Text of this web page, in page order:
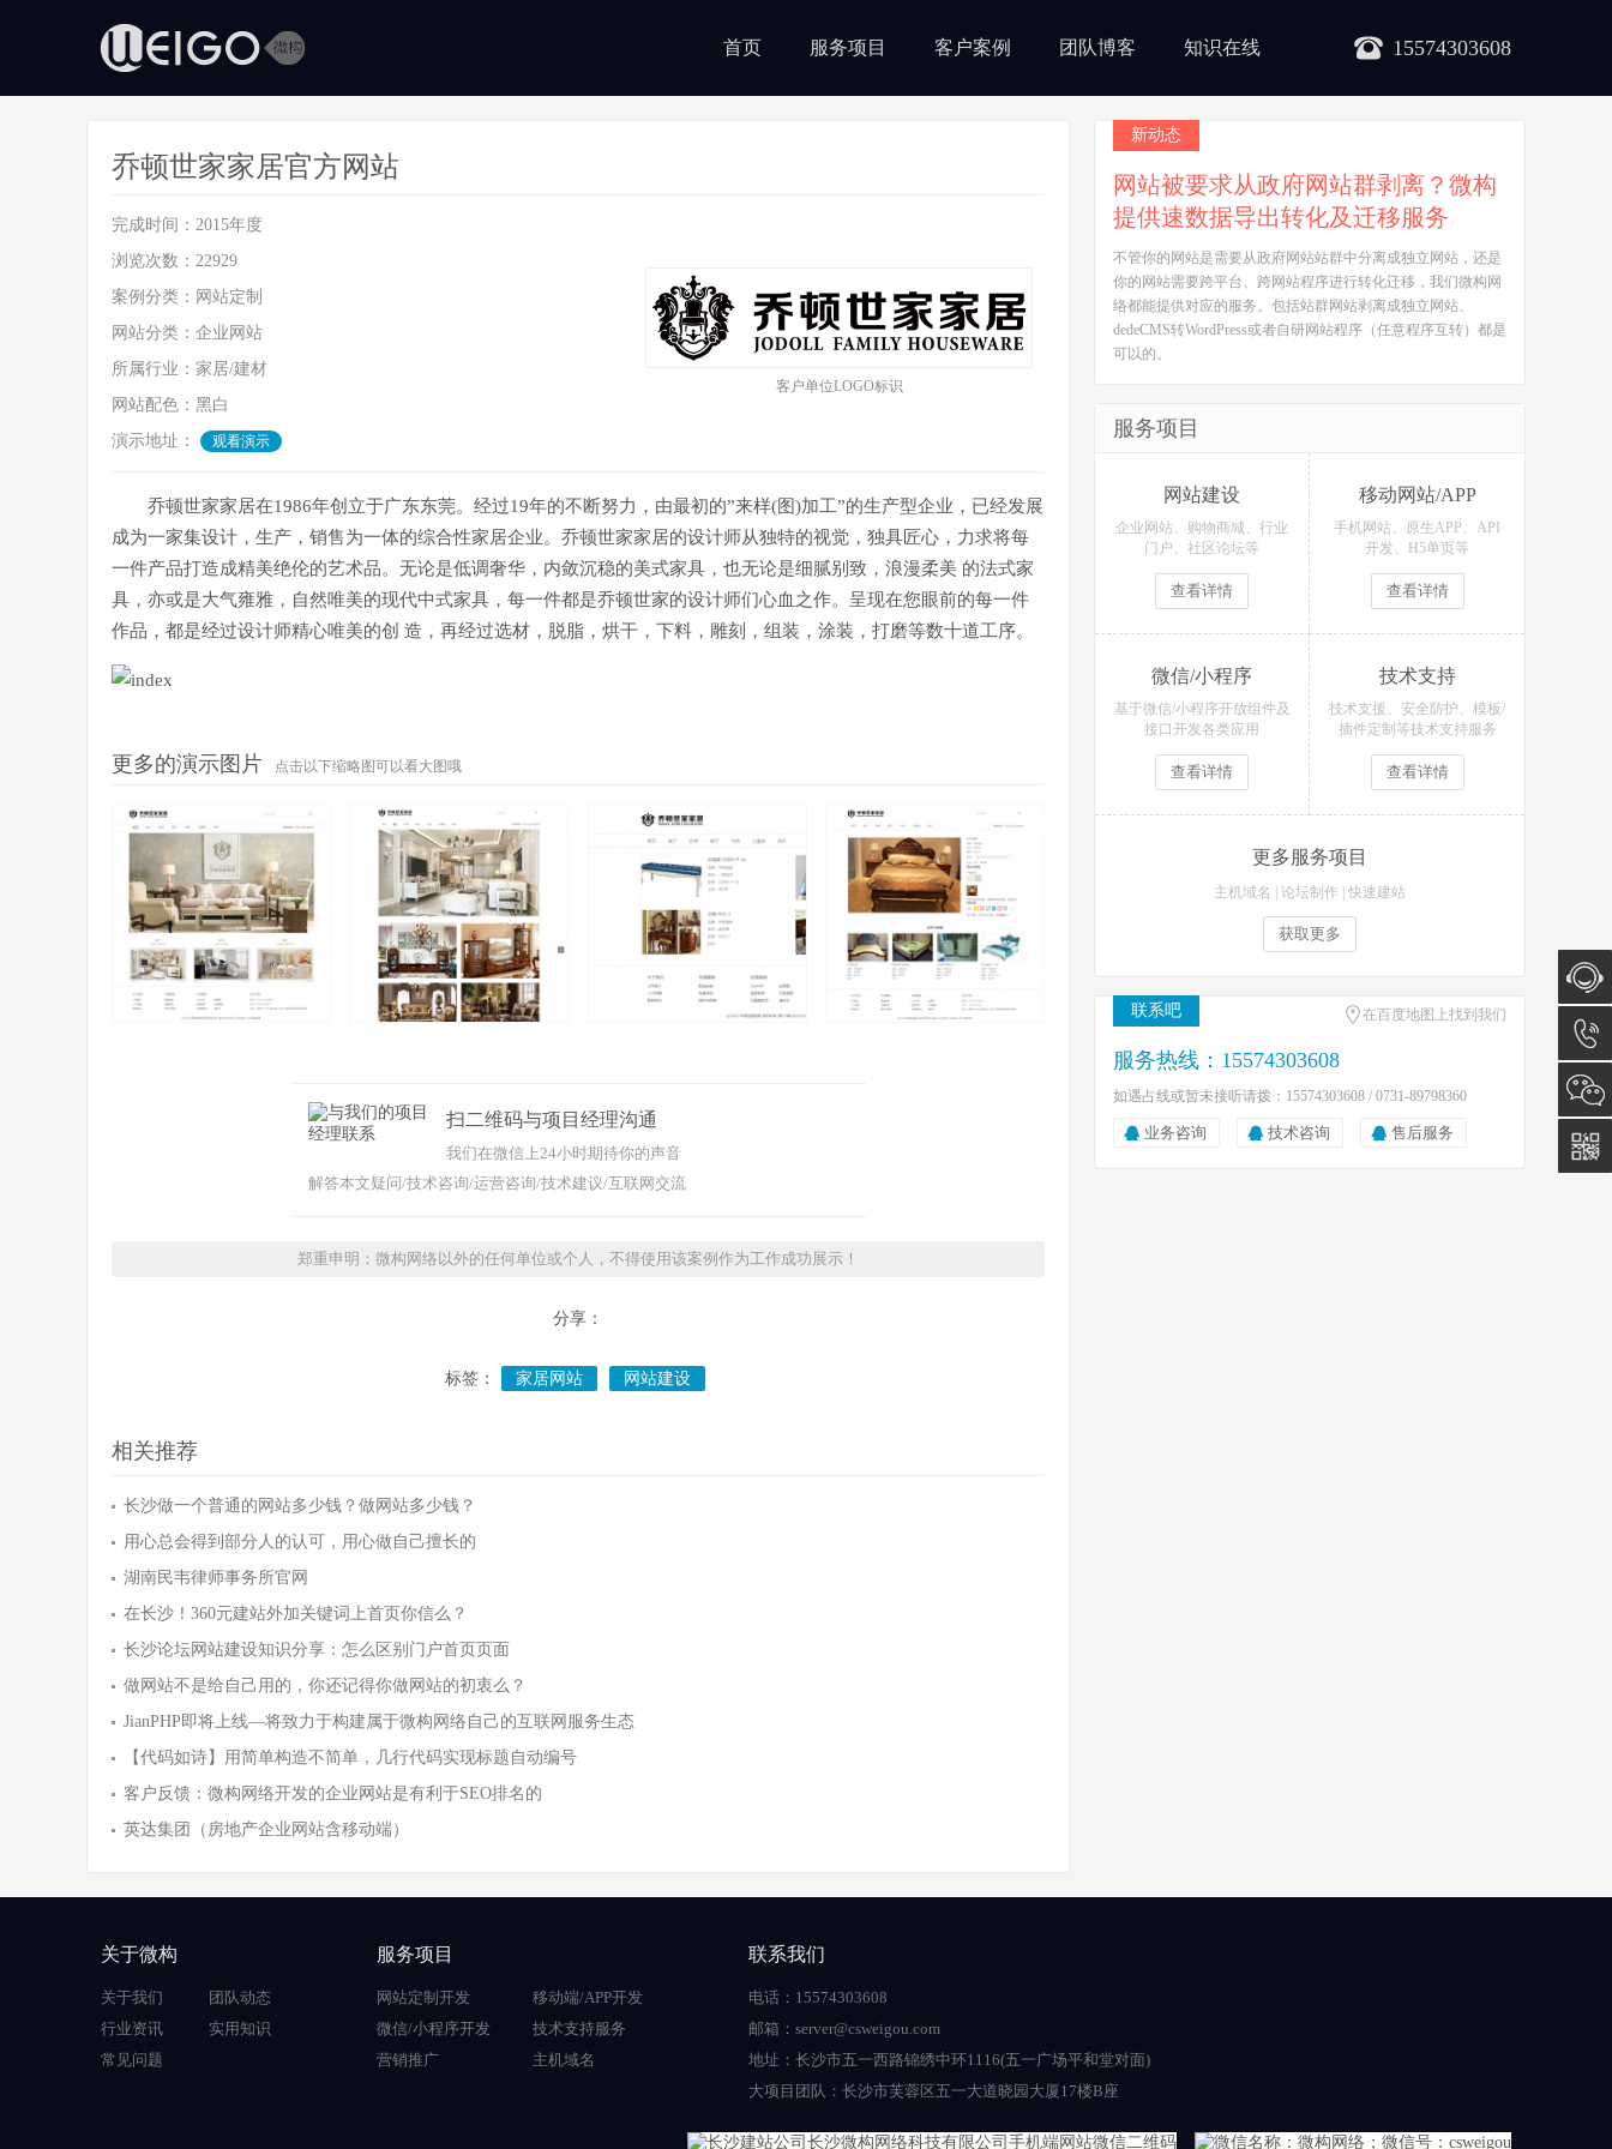
15574303608
首页 服务项目 客户案例 团队博客 知识在线
乔顿世家家居官方网站
完成时间：2015年度
浏览次数：22929
案例分类： 网站定制
网站分类：企业网站
所属行业：家居/建材
网站配色：黑白
演示地址：
观看演示
客户单位LOGO标识
乔顿世家家居在1986年创立于广东东莞。经过19年的不断努力，由最初的”来样(图)加工”的生产型企业，已经发展
成为一家集设计，生产，销售为一体的综合性家居企业。乔顿世家家居的设计师从独特的视觉，独具匠心，力求将每
一件产品打造成精美绝伦的艺术品。无论是低调奢华，内敛沉稳的美式家具，也无论是细腻别致，浪漫柔美 的法式家
具，亦或是大气雍雅，自然唯美的现代中式家具，每一件都是乔顿世家的设计师们心血之作。呈现在您眼前的每一件
作品，都是经过设计师精心唯美的创 造，再经过选材，脱脂，烘干，下料，雕刻，组装，涂装，打磨等数十道工序。
更多的演示图片 点击以下缩略图可以看大图哦
扫二维码与项目经理沟通
我们在微信上24小时期待你的声音
解答本文疑问/技术咨询/运营咨询/技术建议/互联网交流
郑重申明：微构网络以外的任何单位或个人，不得使用该案例作为工作成功展示！
分享：
标签： 家居网站 网站建设
相关推荐
长沙做一个普通的网站多少钱？做网站多少钱？
用心总会得到部分人的认可，用心做自己擅长的
湖南民韦律师事务所官网
在长沙！360元建站外加关键词上首页你信么？
长沙论坛网站建设知识分享：怎么区别门户首页页面
做网站不是给自己用的，你还记得你做网站的初衷么？
JianPHP即将上线—将致力于构建属于微构网络自己的互联网服务生态
【代码如诗】用简单构造不简单，几行代码实现标题自动编号
客户反馈：微构网络开发的企业网站是有利于SEO排名的
英达集团（房地产企业网站含移动端）
新动态
网站被要求从政府网站群剥离？微构
提供速数据导出转化及迁移服务
不管你的网站是需要从政府网站站群中分离成独立网站，还是
你的网站需要跨平台、跨网站程序进行转化迁移，我们微构网
络都能提供对应的服务。包括站群网站剥离成独立网站、
dedeCMS转WordPress或者自研网站程序（任意程序互转）都是
可以的。
服务项目
网站建设
企业网站、购物商城、行业
门户、社区论坛等
查看详情
移动网站/APP
手机网站、原生APP、API
开发、H5单页等
查看详情
微信/小程序
基于微信/小程序开放组件及
接口开发各类应用
查看详情
技术支持
技术支援、安全防护、模板/
插件定制等技术支持服务
查看详情
更多服务项目
主机域名 论坛制作 快速建站
获取更多
联系吧 在百度地图上找到我们
服务热线：15574303608
如遇占线或暂未接听请拨：15574303608 / 0731-89798360
业务咨询 技术咨询 售后服务
关于微构
关于我们
团队动态
行业资讯
实用知识
常见问题
服务项目
网站定制开发
移动端/APP开发
微信/小程序开发
技术支持服务
营销推广
主机域名
联系我们
电话：15574303608
邮箱：server@csweigou.com
地址：长沙市五一西路锦绣中环1116(五一广场平和堂对面)
大项目团队：长沙市芙蓉区五一大道晓园大厦17楼B座
在线咨
询